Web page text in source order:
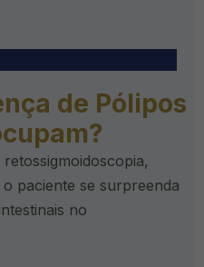
de Pólipos
paciente se surpreenda
no